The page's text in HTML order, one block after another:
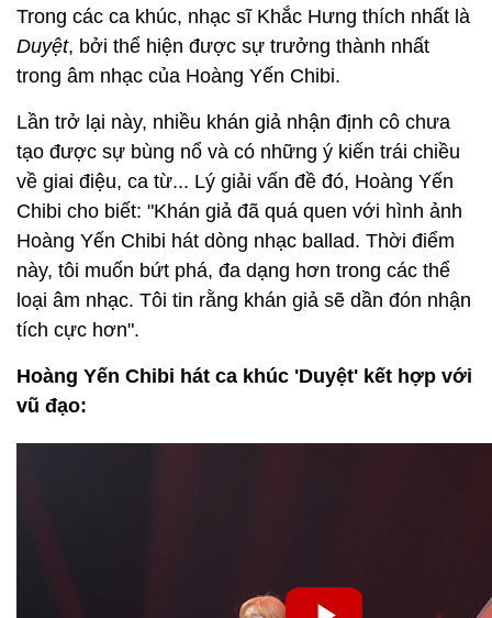
Trong các ca khúc, nhạc sĩ Khắc Hưng thích nhất là
Duyệt, bởi thể hiện được sự trưởng thành nhất
trong âm nhạc của Hoàng Yến Chibi.
Lần trở lại này, nhiều khán giả nhận định cô chưa
tạo được sự bùng nổ và có những ý kiến trái chiều
về giai điệu, ca từ... Lý giải vấn đề đó, Hoàng Yến
Chibi cho biết: "Khán giả đã quá quen với hình ảnh
Hoàng Yến Chibi hát dòng nhạc ballad. Thời điểm
này, tôi muốn bứt phá, đa dạng hơn trong các thể
loại âm nhạc. Tôi tin rằng khán giả sẽ dần đón nhận
tích cực hơn".
Hoàng Yến Chibi hát ca khúc 'Duyệt' kết hợp với
vũ đạo: